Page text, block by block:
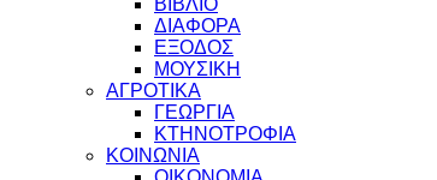
ΒΙΒΛΙΟ
ΔΙΑΦΟΡΑ
ΕΞΟΔΟΣ
ΜΟΥΣΙΚΗ
ΑΓΡΟΤΙΚΑ
ΓΕΩΡΓΙΑ
ΚΤΗΝΟΤΡΟΦΙΑ
ΚΟΙΝΩΝΙΑ